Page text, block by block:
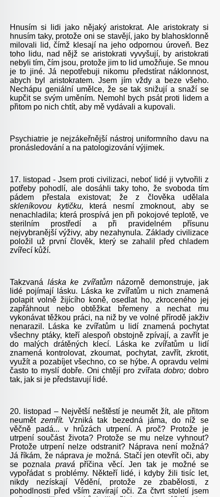
Hnusím si lidi jako nějaký aristokrat. Ale aristokraty si
hnusím taky, protože oni se stavějí, jako by blahosklonně
milovali lid, čímž klesají na jeho odpornou úroveň. Bez
toho lidu, nad nějž se aristokrati vyvyšují, by aristokrati
nebyli tím, čím jsou, protože jim to lid umožňuje. Se mnou
je to jiné. Já nepotřebuji nikomu předstírat náklonnost,
abych byl aristokratem. Jsem jím vždy a beze všeho.
Nechápu geniální umělce, že se tak snižují a snaží se
kupčit se svým uměním. Nemohl bych psát proti lidem a
přitom po nich chtít, aby mě vydávali a kupovali.
Psychiatrie je nejzákeřnější nástroj uniformního davu na
pronásledování a na patologizování výjimek.
17. listopad - Jsem proti civilizaci, neboť lidé ji vytvořili z
potřeby pohodlí, ale dosáhli taky toho, že svoboda tím
pádem přestala existovat; že z člověka udělala
skleníkovou kytičku, která nesmí zmoknout, aby se
nenachladila; která prospívá jen při pokojové teplotě, ve
sterilním prostředí a při pravidelném přísunu
nejvybranější výživy, aby nezahynula. Základy civilizace
položil už první člověk, který se zahalil před chladem
zvířecí kůží.
Takzvaná láska ke zvířatůmnázorně demonstruje, jak
lidé pojímají lásku. Láska ke zvířatům u nich znamená
polapit volně žijícího koně, osedlat ho, zkroceného jej
zapřáhnout nebo obtěžkat břemeny a nechat mu
vykonávat těžkou práci, na niž by ve volné přírodě jakživ
nenarazil. Láska ke zvířatům u lidí znamená pochytat
všechny ptáky, kteří alespoň obstojně zpívají, a zavřít je
do malých drátěných klecí. Láska ke zvířatům u lidí
znamená kontrolovat, zkoumat, pochytat, zavřít, zkrotit,
využít a pozabíjet všechno, co se hýbe. A opravdu velmi
často to myslí dobře. Oni chtějí pro zvířatadobro; dobro
tak, jak si je představují lidé.
20. listopad – Největší neštěstí je neumět žít, ale přitom
neumětzemřít. Vzniká tak bezedná jáma, do níž se
věčně padá... v hrůzách utrpení. A proč? Protože je
utrpení součást života? Protože se mu nelze vyhnout?
Protože utrpení nelze odstranit? Náprava není možná?
Já říkám, že nápravaje možná. Stačí jen otevřít oči, aby
se poznala pravá příčina věcí. Jen tak je možné se
vypořádat s problémy. Někteří lidé, i kdyby žili tisíc let,
nikdy nezískají Vědění, protože ze zbabělosti, z
pohodlnosti před vším zavírají oči. Za čtvrt století jsem